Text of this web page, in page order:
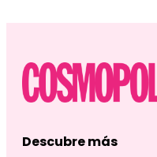
Descubre más